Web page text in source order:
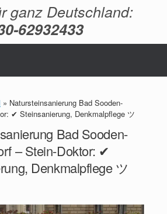
ganz Deutschland:
62932433
» Natursteinsanierung Bad Sooden-
✔ Steinsanierung, Denkmalpflege ツ
Bad Sooden-
– Stein-Doktor: ✔
Denkmalpflege ツ